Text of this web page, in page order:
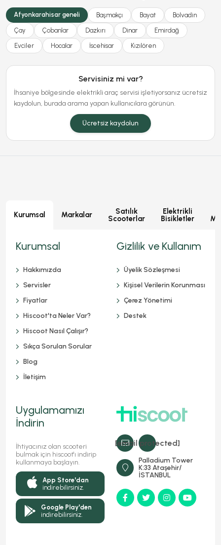
Afyonkarahisar geneli Başmakçı Bayat Bolvadin
Çay Çobanlar Dazkırı Dinar Emirdağ
Evciler Hocalar İscehisar Kızılören
Servisiniz mi var?
İhsaniye bölgesinde elektrikli araç servisi işletiyorsanız ücretsiz
kaydolun, burada arama yapan kullanıcılara görünün.
Ücretsiz kaydolun
Kurumsal Markalar
Satılık
Scooterlar
Elektrikli
Bisikletler
[email protected]
Palladium Tower
K:33 Ataşehir/
İSTANBUL
Kurumsal
Hakkımızda
Servisler
Fiyatlar
Hiscoot'ta Neler Var?
Hiscoot Nasıl Çalışır?
Sıkça Sorulan Sorular
Blog
İletişim
Gizlilik ve Kullanım
Üyelik Sözleşmesi
Kişisel Verilerin Korunması
Çerez Yönetimi
Destek
Uygulamamızı
İndirin
İhtiyacınız olan scooteri
bulmak için hiscoot'ı indirip
kullanmaya başlayın.
App Store'dan
indirebilirsiniz.
Google Play'den
indirebilirsiniz.